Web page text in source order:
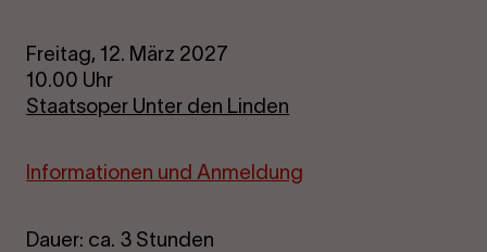
Freitag, 12. März 2027
10.00 Uhr
Staatsoper Unter den Linden
In­for­ma­tio­nen und An­mel­dung
Dauer: ca. 3 Stunden